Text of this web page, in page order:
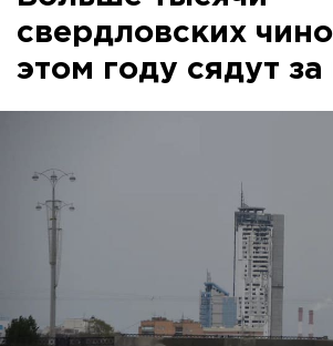
свердловских
этом году сядут